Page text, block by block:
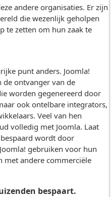
andere organisaties. Er zijn
die wezenlijk geholpen
te zetten om hun zaak te
punt anders. Joomla!
de ontvanger van de
worden gegenereerd door
ook ontelbare integrators,
Veel van hen
volledig met Joomla. Laat
wordt door
gebruiken voor hun
met andere commerciële
bespaart.